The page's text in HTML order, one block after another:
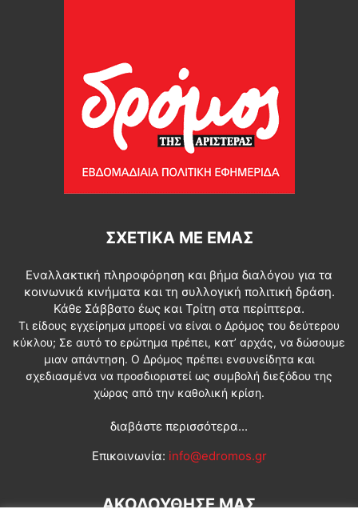
ΣΧΕΤΙΚΆ ΜΕ ΕΜΆΣ
Εναλλακτική πληροφόρηση και βήμα διαλόγου για τα
κοινωνικά κινήματα και τη συλλογική πολιτική δράση.
Κάθε Σάββατο έως και Τρίτη στα περίπτερα.
Τι είδους εγχείρημα μπορεί να είναι ο Δρόμος του δεύτερου
κύκλου; Σε αυτό το ερώτημα πρέπει, κατ’ αρχάς, να δώσουμε
μιαν απάντηση. Ο Δρόμος πρέπει ενσυνείδητα και
σχεδιασμένα να προσδιοριστεί ως συμβολή διεξόδου της
χώρας από την καθολική κρίση.
διαβάστε περισσότερα...
Επικοινωνία: info@edromos.gr
ΑΚΟΛΟΥΘΗΣΕ ΜΑΣ